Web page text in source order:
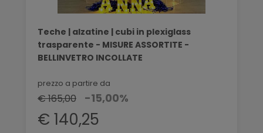
Teche | alzatine | cubi in plexiglass
trasparente - MISURE ASSORTITE -
BELLINVETRO INCOLLATE
prezzo a partire da
€ 165,00 -15,00%
€ 140,25